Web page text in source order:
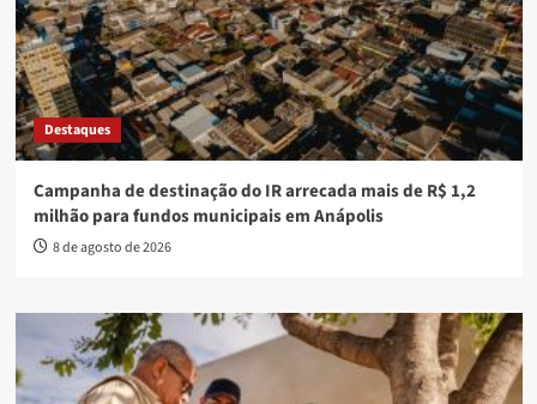
Destaques
Campanha de destinação do IR arrecada mais de R$ 1,2
milhão para fundos municipais em Anápolis
8 de agosto de 2026